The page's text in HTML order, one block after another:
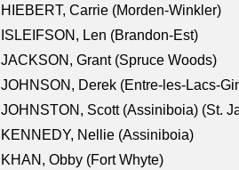
HIEBERT, Carrie (Morden-Winkler)
ISLEIFSON, Len (Brandon-Est)
JACKSON, Grant (Spruce Woods)
JOHNSON, Derek (Entre-les-Lacs-
JOHNSTON, Scott (Assiniboia) (St.
KENNEDY, Nellie (Assiniboia)
KHAN, Obby (Fort Whyte)